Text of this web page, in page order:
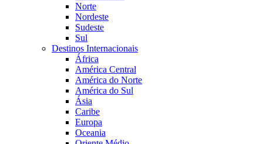
Norte
Nordeste
Sudeste
Sul
Destinos Internacionais
África
América Central
América do Norte
América do Sul
Ásia
Caribe
Europa
Oceania